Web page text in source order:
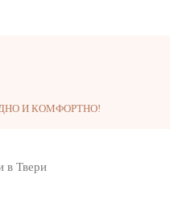
И КОМФОРТНО!
в Твери